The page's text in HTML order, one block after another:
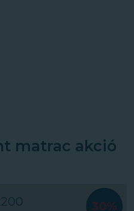
matrac akció